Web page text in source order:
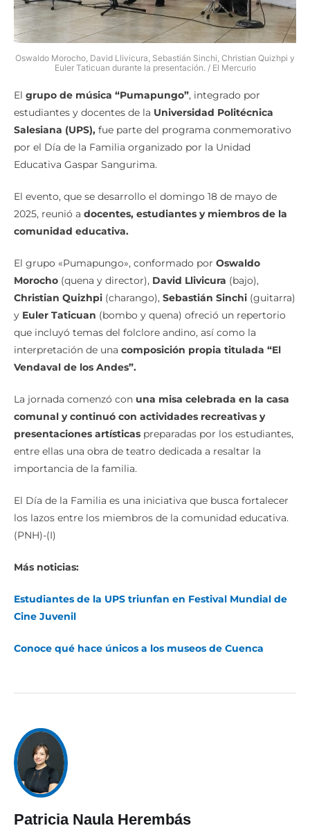
Oswaldo Morocho, David Llivicura, Sebastián Sinchi, Christian Quizhpi y
estudiantes y docentes de laUniversidad Politécnica
Salesiana (UPS),fue parte del programa conmemorativo
por el Día de la Familia organizado por la Unidad
Educativa Gaspar Sangurima.
2025, reunió adocentes, estudiantes y miembros de la
comunidad educativa.
Morocho (quena y director),David Llivicura(bajo),
Christian Quizhpi (charango),Sebastián Sinchi(guitarra)
yEuler Taticuan(bombo y quena) ofreció un repertorio
que incluyó temas del folclore andino, así como la
interpretación de una composición propia titulada “El
Vendaval de los Andes”.
comunal y continuó con actividades recreativas y
presentaciones artísticaspreparadas por los estudiantes,
entre ellas una obra de teatro dedicada a resaltar la
importancia de la familia.
los lazos entre los miembros de la comunidad educativa.
(PNH)-(I)
Cine Juvenil
Patricia Naula Herembás